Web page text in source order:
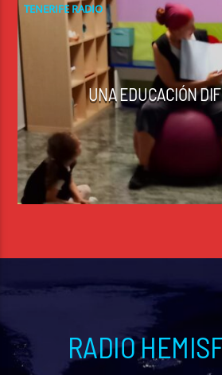
TENERIFE RADIO
UNA EDUCACIÓN
RADIO